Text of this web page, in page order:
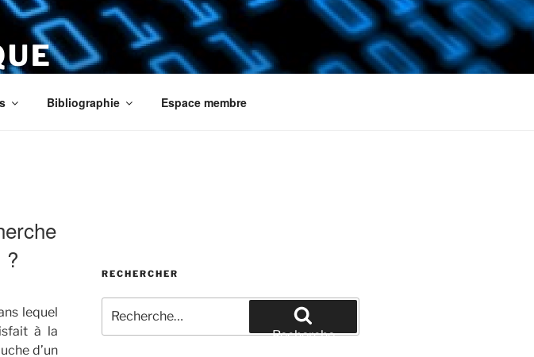
Bibliographie Espace membre
?
lequel
à la
d’un
RECHERCHER
pour
:
Recherche